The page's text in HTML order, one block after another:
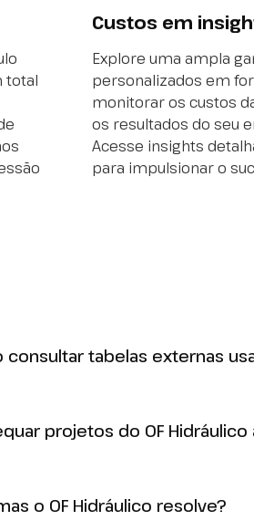
total
Custos em
Explore uma ampla
personalizados em
monitorar os custos
os resultados do seu
Acesse insights
para impulsionar o
consultar tabelas externas
Hidráulico elimina a consulta e
extraídas do Excel para o cálculo e
projetos do OF Hidráulico
entrega todos os projetos
o OF Hidráulico resolve?